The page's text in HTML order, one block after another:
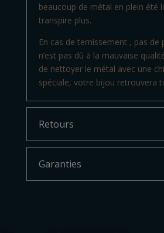
beaucoup de métal en plein été
transpire plus.
En cas de ternissement , pas de
n’est pas dû à la mauvaise
de nettoyer le métal avec une
spéciale, votre bijou retrouvera
Retours
Garanties